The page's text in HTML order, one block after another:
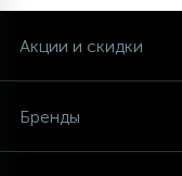
Акции и скидки
Бренды